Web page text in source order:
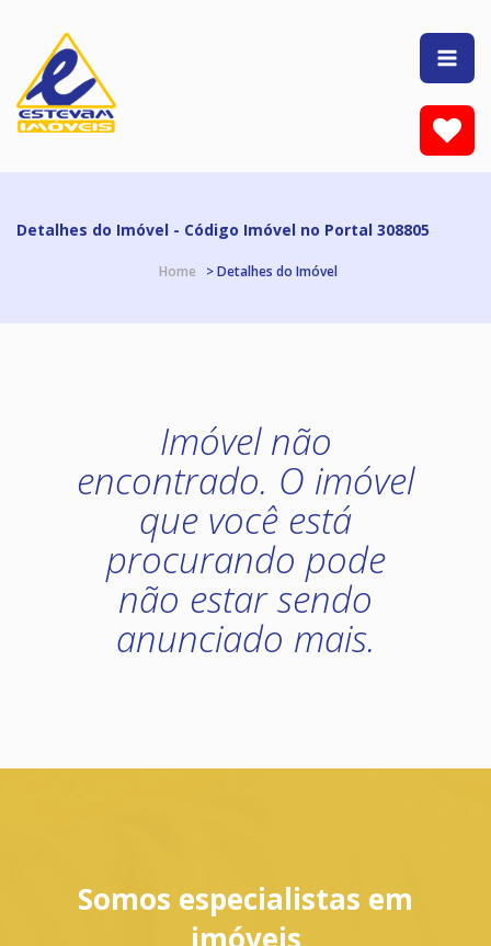
Detalhes do Imóvel - Código Imóvel no Portal 308805
Home > Detalhes do Imóvel
Imóvel não
encontrado. O imóvel
que você está
procurando pode
não estar sendo
anunciado mais.
Somos especialistas em